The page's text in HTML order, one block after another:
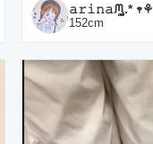
𝚊𝚛𝚒𝚗𝚊ᙏ̤̫͚.* 𖥧⚘
152cm